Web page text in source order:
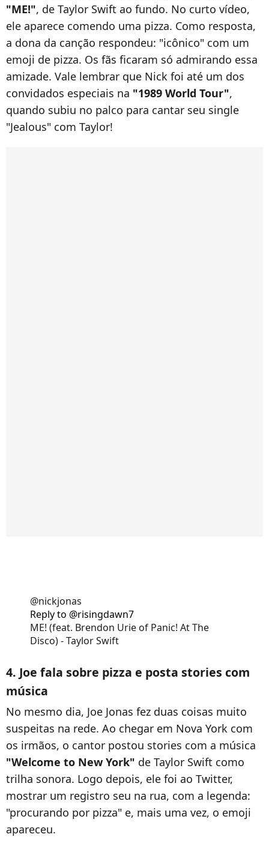
"ME!", de Taylor Swift ao fundo. No curto vídeo,
ele aparece comendo uma pizza. Como resposta,
a dona da canção respondeu: "icônico" com um
emoji de pizza. Os fãs ficaram só admirando essa
amizade. Vale lembrar que Nick foi até um dos
convidados especiais na "1989 World Tour",
quando subiu no palco para cantar seu single
"Jealous" com Taylor!
@nickjonas
Reply to @risingdawn7
ME! (feat. Brendon Urie of Panic! At The
Disco) - Taylor Swift
4. Joe fala sobre pizza e posta stories com
música
No mesmo dia, Joe Jonas fez duas coisas muito
suspeitas na rede. Ao chegar em Nova York com
os irmãos, o cantor postou stories com a música
"Welcome to New York" de Taylor Swift como
trilha sonora. Logo depois, ele foi ao Twitter,
mostrar um registro seu na rua, com a legenda:
"procurando por pizza" e, mais uma vez, o emoji
apareceu.